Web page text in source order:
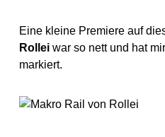
Eine kleine Premiere auf
Rollei war so nett und hat
markiert.